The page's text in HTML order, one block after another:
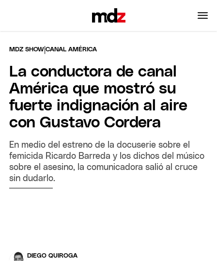
MDZ SHOW |CANAL AMÉRICA
La conductora de canal
América que mostró su
fuerte indignación al aire
con Gustavo Cordera
En medio del estreno de la docuserie sobre el
femicida Ricardo Barreda y los dichos del músico
sobre el asesino, la comunicadora salió al cruce
sin dudarlo.
DIEGO QUIROGA